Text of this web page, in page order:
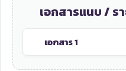
เอกสารแนบ / ร
เอกสาร 1